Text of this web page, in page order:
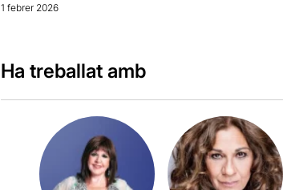
1 febrer 2026
Ha treballat amb